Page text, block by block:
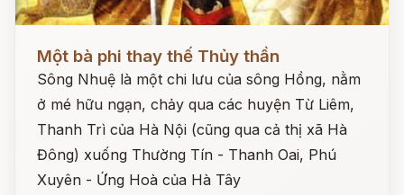
Một bà phi thay thế Thủy thần
Sông Nhuệ là một chi lưu của sông Hồng, nằm
ở mé hữu ngạn, chảy qua các huyện Từ Liêm,
Thanh Trì của Hà Nội (cũng qua cả thị xã Hà
Đông) xuống Thường Tín - Thanh Oai, Phú
Xuyên - Ứng Hoà của Hà Tây